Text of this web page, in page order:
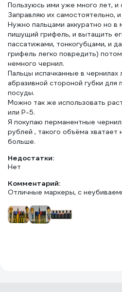
Пользуюсь ими уже много лет, и
Заправляю их самостоятельно,
Нужно пальцами аккуратно но в
пишущий грифель, и вытащить
пассатижами, тонкогубцами, и
грифель легко повредить)
немного чернил.
Пальцы испачканные в чернилах
абразивной стороной губки
посуды.
Можно так же использовать
или Р-5.
Я покупаю перманентные
рублей , такого объёма хватает
больше.
Недостатки:
Нет
Комментарий:
Отличные маркеры, с